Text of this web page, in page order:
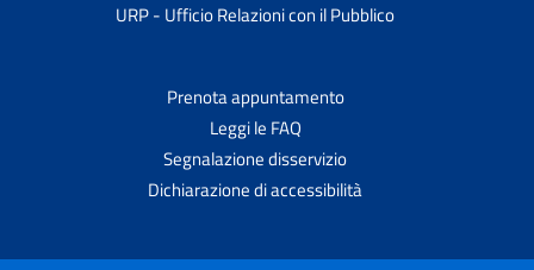
URP - Ufficio Relazioni con il Pubblico
Prenota appuntamento
Leggi le FAQ
Segnalazione disservizio
Dichiarazione di accessibilità